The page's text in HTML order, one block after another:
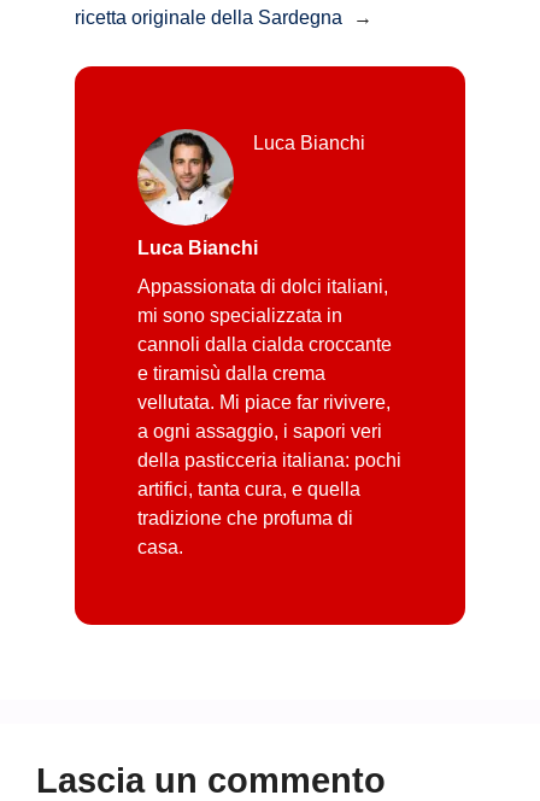
ricetta originale della Sardegna
→
Luca Bianchi
Luca Bianchi
Appassionata di dolci italiani,
mi sono specializzata in
cannoli dalla cialda croccante
e tiramisù dalla crema
vellutata. Mi piace far rivivere,
a ogni assaggio, i sapori veri
della pasticceria italiana: pochi
artifici, tanta cura, e quella
tradizione che profuma di
casa.
Lascia un commento